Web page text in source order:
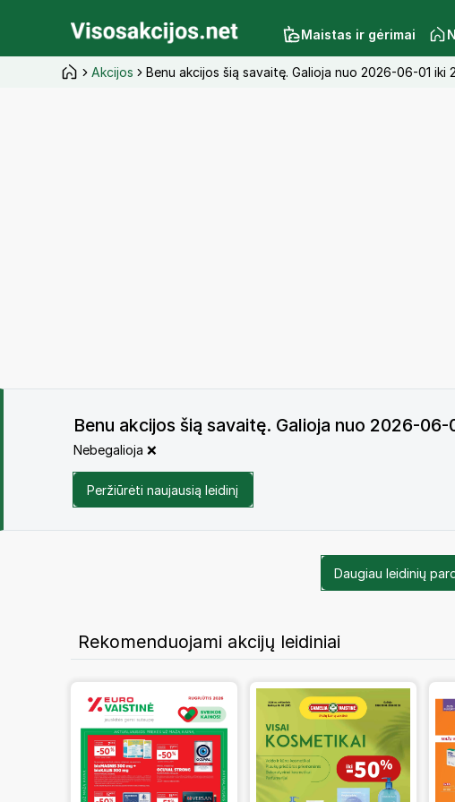
Maistas ir gėrimai
Akcijos Benu akcijos šią savaitę. Galioja nuo 2026-06-01 iki
Benu akcijos šią savaitę. Galioja nuo 2026-
Nebegalioja ❌
Peržiūrėti naujausią leidinį
Daugiau leidinių
Rekomenduojami akcijų leidiniai